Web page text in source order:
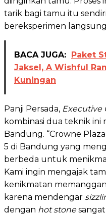
tarik bagi tamu itu
bereksperimen
BACA JUGA: Paket
Jaksel, A Wishful
Kuningan
Panji Persada, Executive
kombinasi dua teknik ini
Bandung. “Crowne
5 di Bandung yang
berbeda untuk
Kami ingin mengajak
kenikmatan
karena mendengar
dengan hot stonesangat